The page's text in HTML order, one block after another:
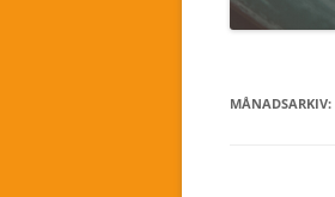
MÅNADSARKIV: